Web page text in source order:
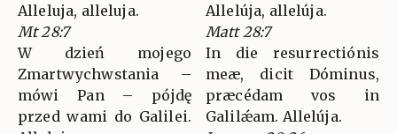
Alleluja, alleluja.
Mt 28:7
W dzień mojego
Zmartwychwstania –
mówi Pan – pójdę
przed wami do Galilei.
Allelúja, allelúja.
Matt 28:7
In die resurrectiónis
meæ, dicit Dóminus,
præcédam vos in
Galilǽam. Allelúja.